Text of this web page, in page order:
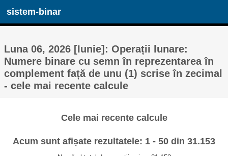
sistem-binar
Luna 06, 2026 [Iunie]: Operații lunare:
Numere binare cu semn în reprezentarea în
complement față de unu (1) scrise în zecimal
- cele mai recente calcule
Cele mai recente calcule
Acum sunt afișate rezultatele: 1 - 50 din 31.153